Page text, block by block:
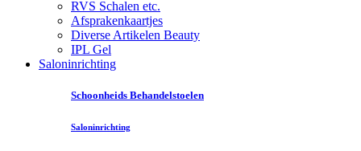
RVS Schalen etc.
Afsprakenkaartjes
Diverse Artikelen Beauty
IPL Gel
Saloninrichting
Schoonheids Behandelstoelen
Saloninrichting